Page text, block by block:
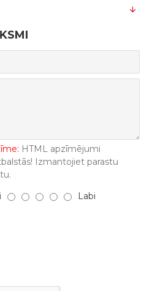
HTML apzīmējumi
Izmantojiet parastu
Labi